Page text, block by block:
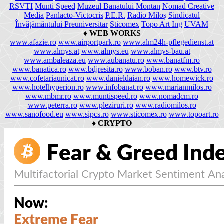
RSVTI Munti Speed Muzeul Banatului Montan Nomad Creative
Media Panlacto-Victocris P.E.R. Radio Miloș Sindicatul
Învățământului Preuniversitar Sticomex Topo Art Ing UVAM
♦ WEB WORKS
www.afazie.ro www.airportpark.ro www.alm24h-pflegedienst.at
www.almys.at www.almys.eu www.almys-bau.at
www.ambaleaza.eu www.aubanatu.ro www.banatfm.ro
www.banatica.ro www.bdjresita.ro www.boban.ro www.btv.ro
www.cofetariaunicat.ro www.danieldaian.ro www.homewick.ro
www.hotelhyperion.ro www.infobanat.ro www.marianmilos.ro
www.mbmr.ro www.muntispeed.ro www.nomadcm.ro
www.peterra.ro www.pleziruri.ro www.radiomilos.ro
www.sanofood.eu www.sipcs.ro www.sticomex.ro www.topoart.ro
♦ CRYPTO